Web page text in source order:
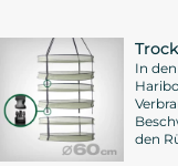
In
den